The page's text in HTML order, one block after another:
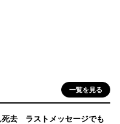
一覧を見る
死去 ラストメッセージでも